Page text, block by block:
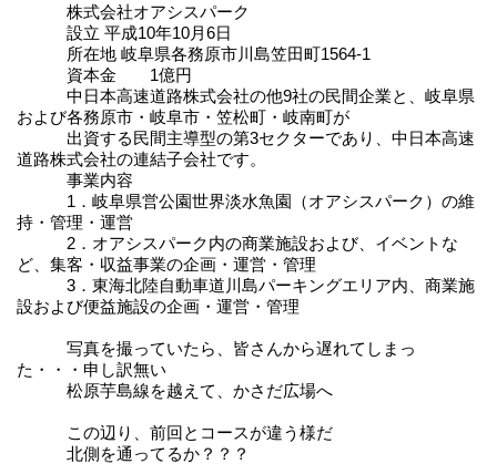
株式会社オアシスパーク
設立 平成10年10月6日
所在地 岐阜県各務原市川島笠田町1564-1
資本金 1億円
中日本高速道路株式会社の他9社の民間企業と、岐阜県
および各務原市・岐阜市・笠松町・岐南町が
出資する民間主導型の第3セクターであり、中日本高速
道路株式会社の連結子会社です。
事業内容
1．岐阜県営公園世界淡水魚園（オアシスパーク）の維
持・管理・運営
2．オアシスパーク内の商業施設および、イベントな
ど、集客・収益事業の企画・運営・管理
3．東海北陸自動車道川島パーキングエリア内、商業施
設および便益施設の企画・運営・管理
写真を撮っていたら、皆さんから遅れてしまっ
た・・・申し訳無い
松原芋島線を越えて、かさだ広場へ
この辺り、前回とコースが違う様だ
北側を通ってるか？？？